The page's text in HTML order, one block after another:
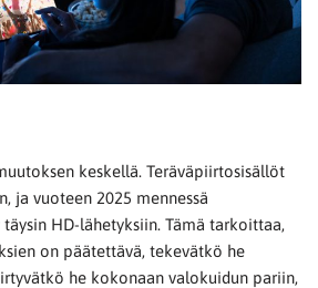
keskellä. Teräväpiirtosisällöt
ja vuoteen 2025 mennessä
HD-lähetyksiin. Tämä tarkoittaa,
on päätettävä, tekevätkö he
he kokonaan valokuidun pariin,